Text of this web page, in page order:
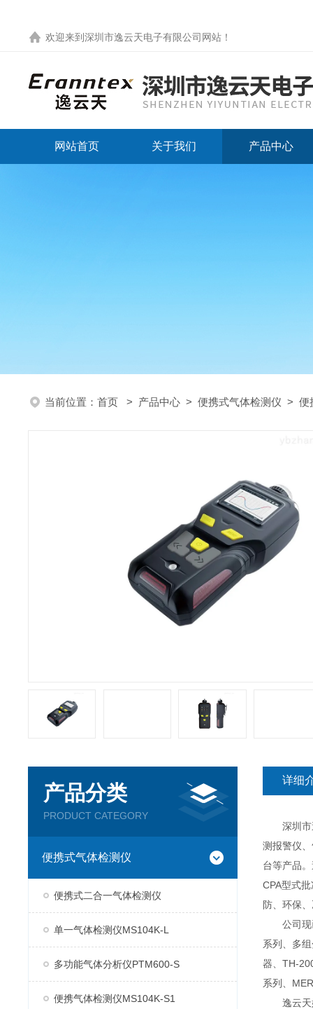
欢迎来到 深圳市逸云天电子有限公司网站 ！
网站首页 关于我们 产品中心
当前位置： 首页 > 产品中心 > 便携式气体检测仪 > 便
产品分类
PRODUCT CATEGORY
便携式气体检测仪
便携式二合一气体检测仪
单一气体检测仪MS104K-L
多功能气体分析仪PTM600-S
便携气体检测仪MS104K-S1
详细
深圳市逸
测报警仪
台等产品
CPA型式
防、环保
公司现已
系列、多
器、TH-
系列、
逸云天始